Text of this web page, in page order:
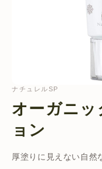
ナチュレルSP
オーガニッ
ョン
厚塗りに見えない自然